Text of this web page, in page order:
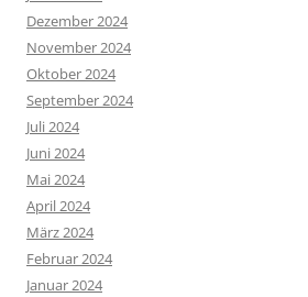
Dezember 2024
November 2024
Oktober 2024
September 2024
Juli 2024
Juni 2024
Mai 2024
April 2024
März 2024
Februar 2024
Januar 2024